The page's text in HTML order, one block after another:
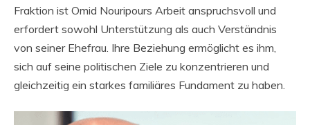
Fraktion ist Omid Nouripours Arbeit anspruchsvoll und
erfordert sowohl Unterstützung als auch Verständnis
von seiner Ehefrau. Ihre Beziehung ermöglicht es ihm,
sich auf seine politischen Ziele zu konzentrieren und
gleichzeitig ein starkes familiäres Fundament zu haben.